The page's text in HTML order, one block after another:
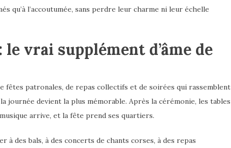
qu’à l’accoutumée, sans perdre leur charme ni leur échelle
vrai supplément d’âme de
fêtes patronales, de repas collectifs et de soirées qui rassemblent
journée devient la plus mémorable. Après la cérémonie, les tables
arrive, et la fête prend ses quartiers.
à des bals, à des concerts de chants corses, à des repas